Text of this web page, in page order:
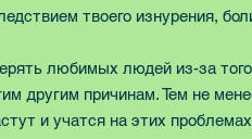
твоего изнурения,
любимых людей из-за
другим причинам. Тем не
и учатся на этих